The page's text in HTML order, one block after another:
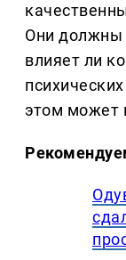
Они должны
влияет ли
этом может